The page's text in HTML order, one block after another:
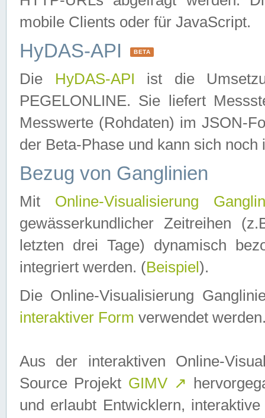
mobile Clients oder für JavaScript.
HyDAS-API BETA
Die HyDAS-API ist die
PEGELONLINE. Sie liefert
Messwerte (Rohdaten) im JSON-
der Beta-Phase und kann sich noch
Bezug von Ganglinien
Mit Online-Visualisierung
gewässerkundlicher Zeitreihen
letzten drei Tage) dynamisch
integriert werden. (Beispiel ).
Die Online-Visualisierung
interaktiver Form verwendet
Aus der interaktiven Online-
Source Projekt GIMV ↗
und erlaubt Entwicklern,